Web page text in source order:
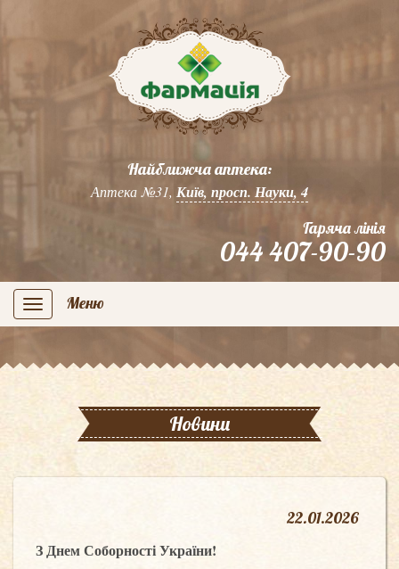
Найближча аптека:
Аптека №31, Київ, просп. Науки, 4
Гаряча лінія
044 407-90-90
navigation
Меню
Новини
22.01.2026
З Днем Соборності України!